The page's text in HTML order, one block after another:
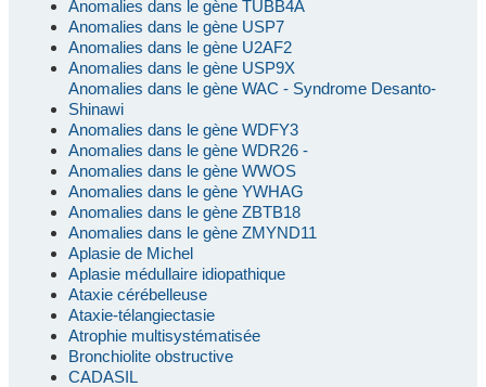
Anomalies dans le gène TUBB4A
Anomalies dans le gène USP7
Anomalies dans le gène U2AF2
Anomalies dans le gène USP9X
Anomalies dans le gène WAC - Syndrome Desanto-
Shinawi
Anomalies dans le gène WDFY3
Anomalies dans le gène WDR26 -
Anomalies dans le gène WWOS
Anomalies dans le gène YWHAG
Anomalies dans le gène ZBTB18
Anomalies dans le gène ZMYND11
Aplasie de Michel
Aplasie médullaire idiopathique
Ataxie cérébelleuse
Ataxie-télangiectasie
Atrophie multisystématisée
Bronchiolite obstructive
CADASIL